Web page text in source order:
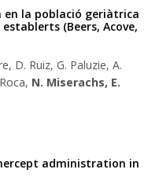
en la població geriàtrica
(Beers, Acove,
D. Ruiz, G. Paluzie, A.
N. Miserachs, E.
administration in